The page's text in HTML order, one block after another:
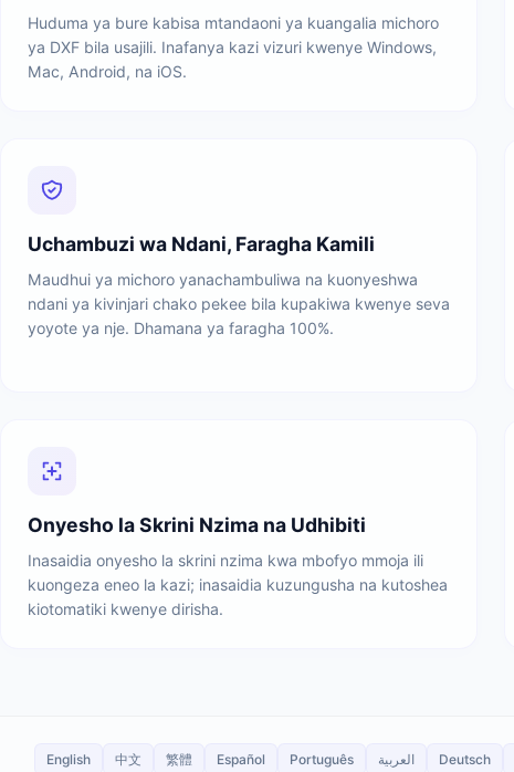
Huduma ya bure kabisa mtandaoni ya kuangalia michoro
ya DXF bila usajili. Inafanya kazi vizuri kwenye Windows,
Mac, Android, na iOS.
Uchambuzi wa Ndani, Faragha Kamili
Maudhui ya michoro yanachambuliwa na kuonyeshwa
ndani ya kivinjari chako pekee bila kupakiwa kwenye seva
yoyote ya nje. Dhamana ya faragha 100%.
Onyesho la Skrini Nzima na Udhibiti
Inasaidia onyesho la skrini nzima kwa mbofyo mmoja ili
kuongeza eneo la kazi; inasaidia kuzungusha na kutoshea
kiotomatiki kwenye dirisha.
English 中文 繁體 Español Português العربية Deutsch